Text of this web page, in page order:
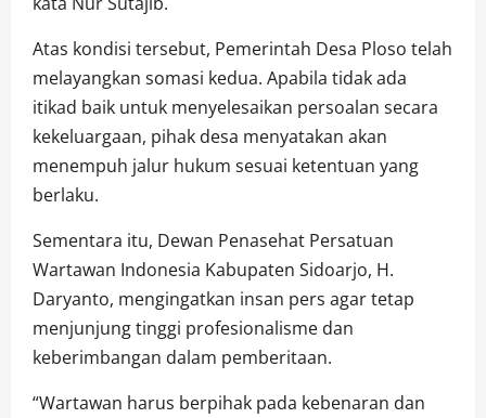
Atas kondisi tersebut, Pemerintah Desa Ploso telah
melayangkan somasi kedua. Apabila tidak ada
itikad baik untuk menyelesaikan persoalan secara
kekeluargaan, pihak desa menyatakan akan
menempuh jalur hukum sesuai ketentuan yang
berlaku.
Sementara itu, Dewan Penasehat Persatuan
Wartawan Indonesia Kabupaten Sidoarjo, H.
Daryanto, mengingatkan insan pers agar tetap
menjunjung tinggi profesionalisme dan
keberimbangan dalam pemberitaan.
“Wartawan harus berpihak pada kebenaran dan